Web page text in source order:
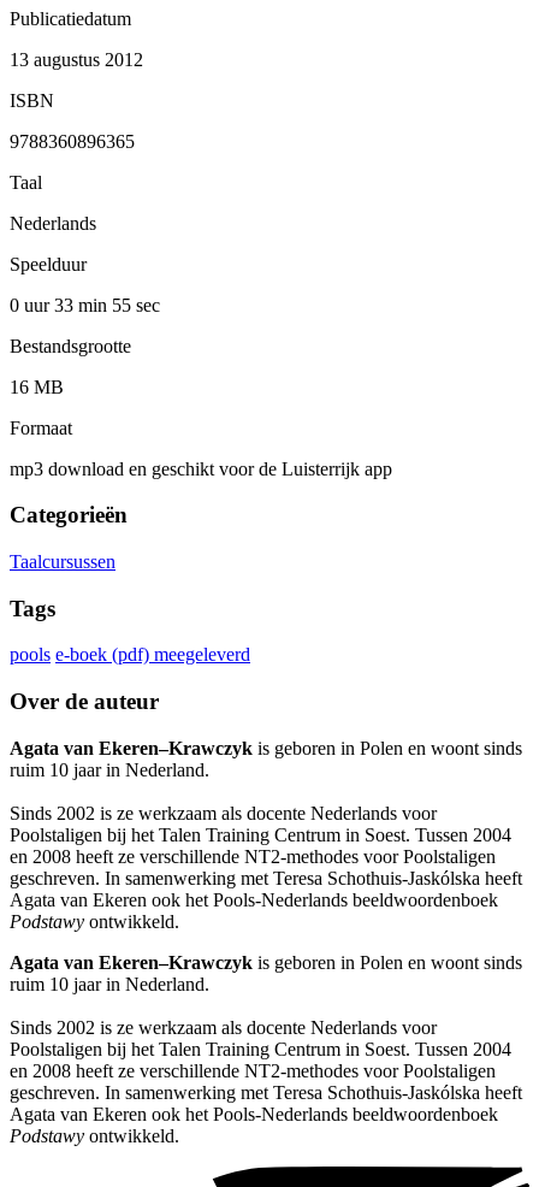
Publicatiedatum
13 augustus 2012
ISBN
9788360896365
Taal
Nederlands
Speelduur
0 uur 33 min 55 sec
Bestandsgrootte
16 MB
Formaat
mp3 download en geschikt voor de Luisterrijk app
Categorieën
Taalcursussen
Tags
pools e-boek (pdf) meegeleverd
Over de auteur
Agata van Ekeren–Krawczyk is geboren in Polen en woont sinds
ruim 10 jaar in Nederland.
Sinds 2002 is ze werkzaam als docente Nederlands voor
Poolstaligen bij het Talen Training Centrum in Soest. Tussen 2004
en 2008 heeft ze verschillende NT2-methodes voor Poolstaligen
geschreven. In samenwerking met Teresa Schothuis-Jaskólska heeft
Agata van Ekeren ook het Pools-Nederlands beeldwoordenboek
Podstawy ontwikkeld.
Agata van Ekeren–Krawczyk is geboren in Polen en woont sinds
ruim 10 jaar in Nederland.
Sinds 2002 is ze werkzaam als docente Nederlands voor
Poolstaligen bij het Talen Training Centrum in Soest. Tussen 2004
en 2008 heeft ze verschillende NT2-methodes voor Poolstaligen
geschreven. In samenwerking met Teresa Schothuis-Jaskólska heeft
Agata van Ekeren ook het Pools-Nederlands beeldwoordenboek
Podstawy ontwikkeld.